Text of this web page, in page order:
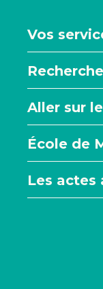
Vos
Aller sur
École de
Les